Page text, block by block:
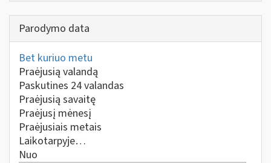
Parodymo data
Bet kuriuo metu
Praėjusią valandą
Paskutines 24 valandas
Praėjusią savaitę
Praėjusį mėnesį
Praėjusiais metais
Laikotarpyje…
Nuo